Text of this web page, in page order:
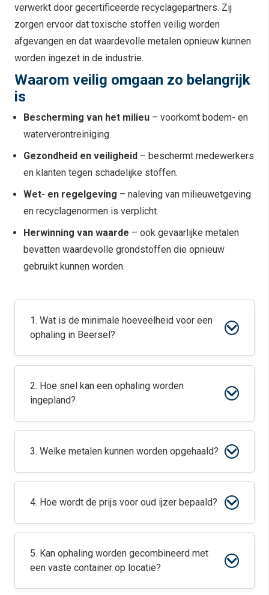
verwerkt door gecertificeerde recyclagepartners. Zij
zorgen ervoor dat toxische stoffen veilig worden
afgevangen en dat waardevolle metalen opnieuw kunnen
worden ingezet in de industrie.
Waarom veilig omgaan zo belangrijk
is
Bescherming van het milieu – voorkomt bodem- en
waterverontreiniging.
Gezondheid en veiligheid – beschermt medewerkers
en klanten tegen schadelijke stoffen.
Wet- en regelgeving – naleving van milieuwetgeving
en recyclagenormen is verplicht.
Herwinning van waarde – ook gevaarlijke metalen
bevatten waardevolle grondstoffen die opnieuw
gebruikt kunnen worden.
1. Wat is de minimale hoeveelheid voor een
ophaling in Beersel?
2. Hoe snel kan een ophaling worden
ingepland?
3. Welke metalen kunnen worden opgehaald?
4. Hoe wordt de prijs voor oud ijzer bepaald?
5. Kan ophaling worden gecombineerd met
een vaste container op locatie?